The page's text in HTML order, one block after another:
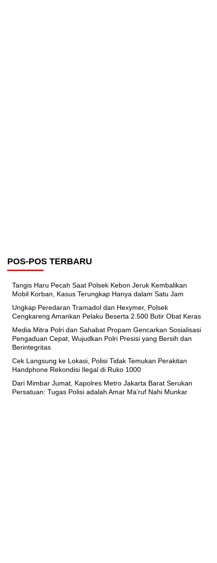
POS-POS TERBARU
Tangis Haru Pecah Saat Polsek Kebon Jeruk Kembalikan
Mobil Korban, Kasus Terungkap Hanya dalam Satu Jam
Ungkap Peredaran Tramadol dan Hexymer, Polsek
Cengkareng Amankan Pelaku Beserta 2.500 Butir Obat Keras
Media Mitra Polri dan Sahabat Propam Gencarkan Sosialisasi
Pengaduan Cepat, Wujudkan Polri Presisi yang Bersih dan
Berintegritas
Cek Langsung ke Lokasi, Polisi Tidak Temukan Perakitan
Handphone Rekondisi Ilegal di Ruko 1000
Dari Mimbar Jumat, Kapolres Metro Jakarta Barat Serukan
Persatuan: Tugas Polisi adalah Amar Ma’ruf Nahi Munkar